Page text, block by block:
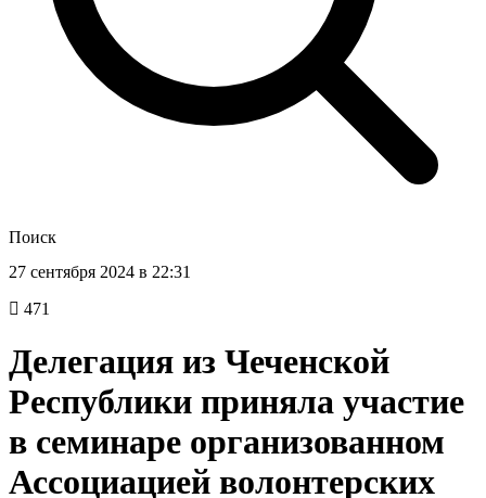
Поиск
27 сентября 2024 в 22:31
471
Делегация из Чеченской
Республики приняла участие
в семинаре организованном
Ассоциацией волонтерских